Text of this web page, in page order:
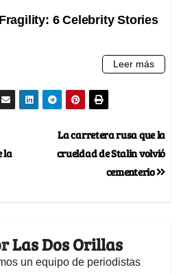
La carretera rusa que la
crueldad de Stalin volvió
cementerio
la
Las Dos Orillas
un equipo de periodistas